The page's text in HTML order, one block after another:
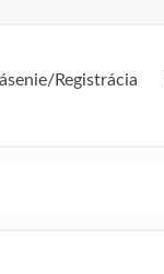
Registrácia